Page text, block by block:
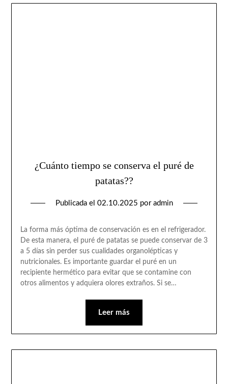
¿Cuánto tiempo se conserva el puré de
patatas??
Publicada el 02.10.2025 por admin
La forma más óptima de conservación es en el refrigerador.
De esta manera, el puré de patatas se puede conservar de 3
a 5 días sin perder sus cualidades organolépticas y
nutricionales. Es importante guardar el puré en un
recipiente hermético para evitar que se contamine con
otros alimentos y adquiera olores extraños. Si se…
Leer más